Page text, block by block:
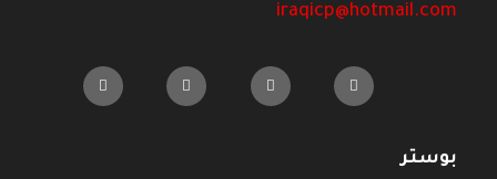
iraqicp@hotmail.com
بوستر